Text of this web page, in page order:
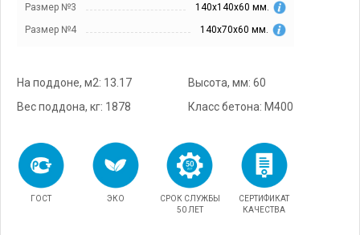
Размер №3
140х140х60 мм.
Размер №4
140х70х60 мм.
На поддоне, м2: 13.17
Высота, мм: 60
Вес поддона, кг: 1878
Класс бетона: М400
ГОСТ ЭКО
СРОК СЛУЖБЫ
50 ЛЕТ
СЕРТИФИКАТ
КАЧЕСТВА